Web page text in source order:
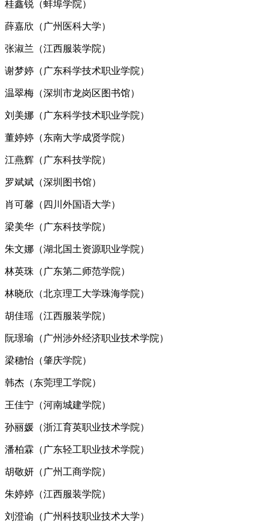
桂鑫锐（蚌埠学院）
薛嘉欣（广州医科大学）
张淑兰（江西服装学院）
谢梦婷（广东科学技术职业学院）
温翠梅（深圳市龙岗区图书馆）
刘美娜（广东科学技术职业学院）
董婷婷（东南大学成贤学院）
江燕辉（广东科技学院）
罗斌斌（深圳图书馆）
肖可馨（四川外国语大学）
梁美华（广东科技学院）
朱文娜（湖北国土资源职业学院）
林英珠（广东第二师范学院）
林晓欣（北京理工大学珠海学院）
胡佳瑶（江西服装学院）
阮璟瑜（广州涉外经济职业技术学院）
梁穗怡（肇庆学院）
韩杰（东莞理工学院）
王佳宁（河南城建学院）
孙丽媛（浙江育英职业技术学院）
潘柏霖（广东轻工职业技术学院）
胡敬妍（广州工商学院）
朱婷婷（江西服装学院）
刘澄谕（广州科技职业技术大学）